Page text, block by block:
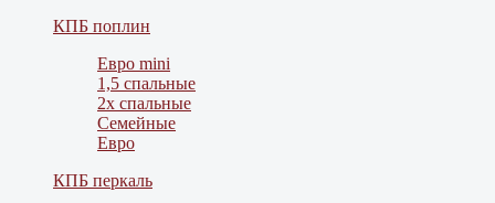
КПБ поплин
Евро mini
1,5 спальные
2х спальные
Семейные
Евро
КПБ перкаль